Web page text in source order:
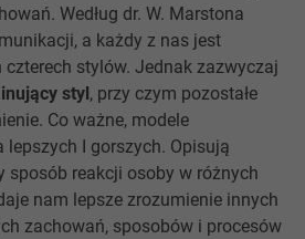
Według dr. W. Marstona
a każdy z nas jest
stylów. Jednak zazwyczaj
styl , przy czym pozostałe
Co ważne, modele
I gorszych. Opisują
sposób reakcji osoby w różnych
nam lepsze zrozumienie innych
zachowań, sposobów i procesów